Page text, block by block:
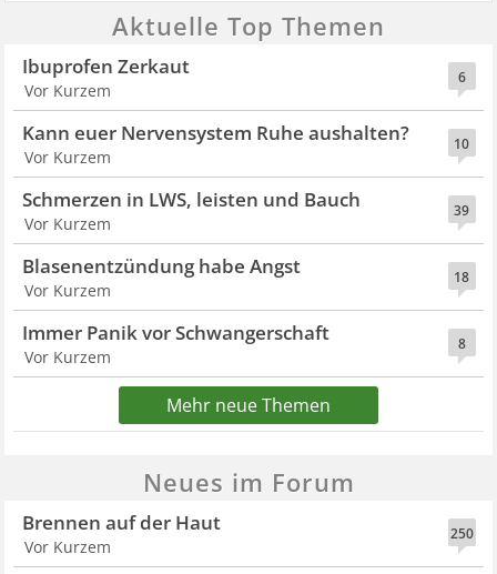
Aktuelle Top Themen
6
Ibuprofen Zerkaut
Vor Kurzem
10
Kann euer Nervensystem Ruhe aushalten?
Vor Kurzem
39
Schmerzen in LWS, leisten und Bauch
Vor Kurzem
18
Blasenentzündung habe Angst
Vor Kurzem
8
Immer Panik vor Schwangerschaft
Vor Kurzem
Mehr neue Themen
Neues im Forum
250
Brennen auf der Haut
Vor Kurzem